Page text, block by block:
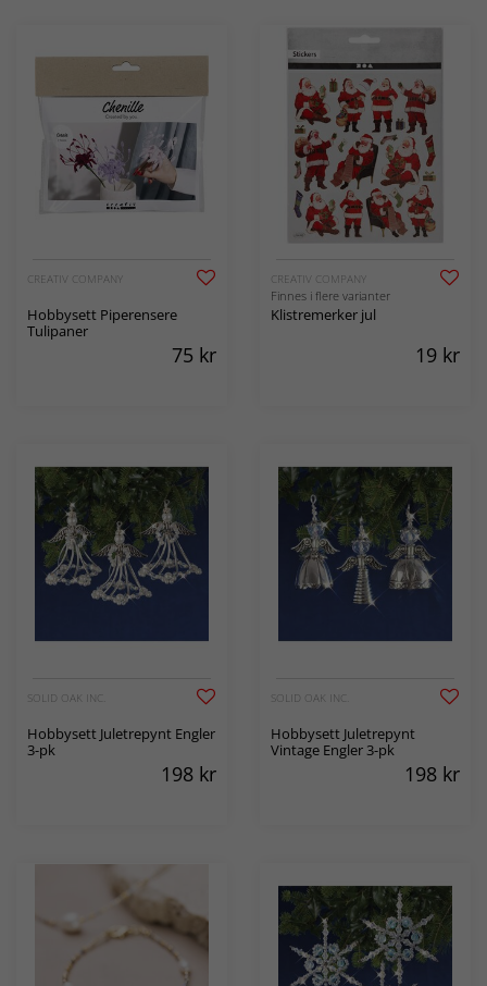
CREATIV COMPANY
Hobbysett Piperensere
Tulipaner
75 kr
CREATIV COMPANY
Finnes i flere varianter
Klistremerker jul
19 kr
SOLID OAK INC.
Hobbysett Juletrepynt Engler
3-pk
198 kr
SOLID OAK INC.
Hobbysett Juletrepynt
Vintage Engler 3-pk
198 kr